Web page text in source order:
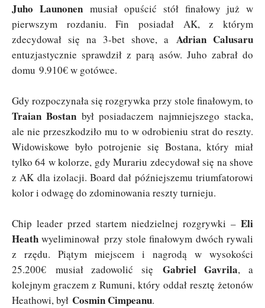
Juho Launonenmusiał opuścić stół finałowy już w
pierwszym rozdaniu. Fin posiadał AK, z którym
zdecydował się na 3-bet shove, a Adrian Calusaru
entuzjastycznie sprawdził z parą asów. Juho zabrał do
domu 9.910€ w gotówce.
Gdy rozpoczynała się rozgrywka przy stole finałowym, to
Traian Bostan był posiadaczem najmniejszego stacka,
ale nie przeszkodziło mu to w odrobieniu strat do reszty.
Widowiskowe było potrojenie się Bostana, który miał
tylko 64 w kolorze, gdy Murariu zdecydował się na shove
z AK dla izolacji. Board dał późniejszemu triumfatorowi
kolor i odwagę do zdominowania reszty turnieju.
Chip leader przed startem niedzielnej rozgrywki – Eli
Heath wyeliminował przy stole finałowym dwóch rywali
z rzędu. Piątym miejscem i nagrodą w wysokości
25.200€ musiał zadowolić się Gabriel Gavrila, a
kolejnym graczem z Rumuni, który oddał resztę żetonów
Heathowi, był Cosmin Cimpeanu.